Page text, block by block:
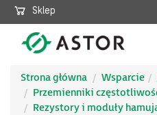
Sklep
Strona główna
Wsparcie
Przemienniki
Rezystory i moduły